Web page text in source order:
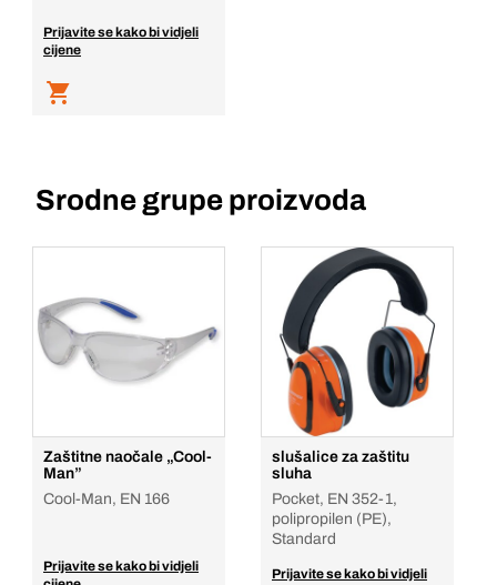
Prijavite se kako bi vidjeli
cijene
Srodne grupe proizvoda
Zaštitne naočale „Cool-
Man”
Cool-Man, EN 166
Prijavite se kako bi vidjeli
slušalice za zaštitu
sluha
Pocket, EN 352-1,
polipropilen (PE),
Standard
Prijavite se kako bi vidjeli